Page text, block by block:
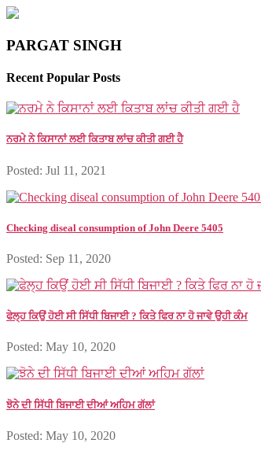
PARGAT SINGH
Recent Popular Posts
ਨਰਮੇ ਨੇ ਕਿਸਾਨਾਂ ਲਈ ਕਿਤਾਬ ਲਾਂਚ ਕੀਤੀ ਗਈ ਹੈ
Posted: Jul 11, 2021
Checking diseal consumption of John Deere 5405
Posted: Sep 11, 2020
ਫੇਲ੍ਹ ਕਿਉਂ ਹੋਈ ਸੀ ਸਿੱਧੀ ਬਿਜਾਈ ? ਕਿਤੇ ਫਿਰ ਨਾ ਹੋ ਜਾਵੇ ਉਹੀ ਕੰਮ
Posted: May 10, 2020
ਝੋਨੇ ਦੀ ਸਿੱਧੀ ਬਿਜਾਈ ਦੀਆਂ ਅਹਿਮ ਗੱਲਾਂ
Posted: May 10, 2020